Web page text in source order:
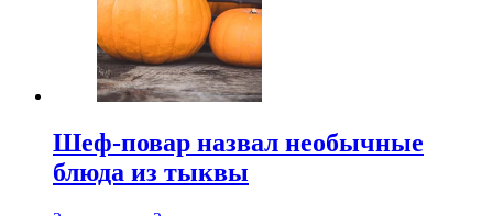
Шеф-повар назвал необычные
блюда из тыквы